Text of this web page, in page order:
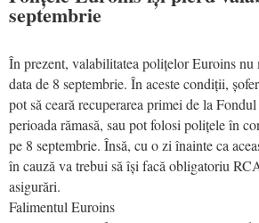
septembrie
În prezent, valabilitatea polițelor Euroins nu
data de 8 septembrie. În aceste condiții,
pot să ceară recuperarea primei de la
perioada rămasă, sau pot folosi polițele în
pe 8 septembrie. Însă, cu o zi înainte ca
în cauză va trebui să își facă obligatoriu
asigurări.
Falimentul Euroins